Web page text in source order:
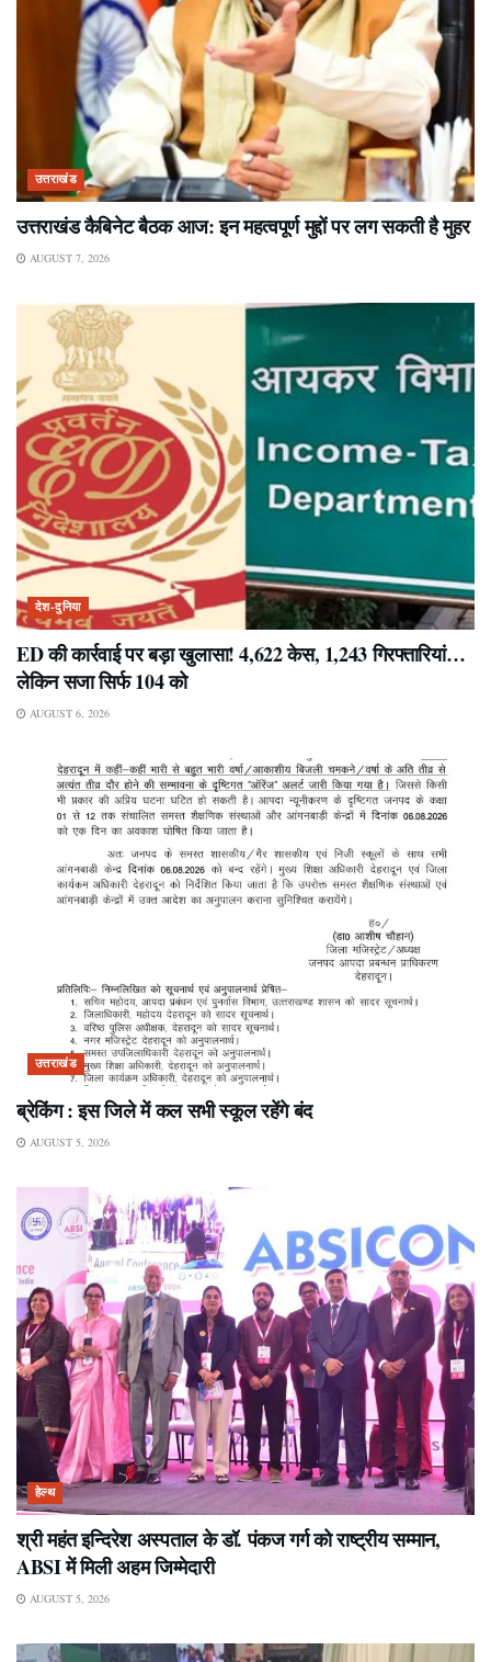
उत्तराखंड
उत्तराखंड कैबिनेट बैठक आज: इन महत्वपूर्ण मुद्दों पर लग सकती है मुहर
AUGUST 7, 2026
देश-दुनिया
ED की कार्रवाई पर बड़ा खुलासा! 4,622 केस, 1,243 गिरफ्तारियां…
लेकिन सजा सिर्फ 104 को
AUGUST 6, 2026
उत्तराखंड
ब्रेकिंग : इस जिले में कल सभी स्कूल रहेंगे बंद
AUGUST 5, 2026
हेल्थ
श्री महंत इन्दिरेश अस्पताल के डॉ. पंकज गर्ग को राष्ट्रीय सम्मान,
ABSI में मिली अहम जिम्मेदारी
AUGUST 5, 2026